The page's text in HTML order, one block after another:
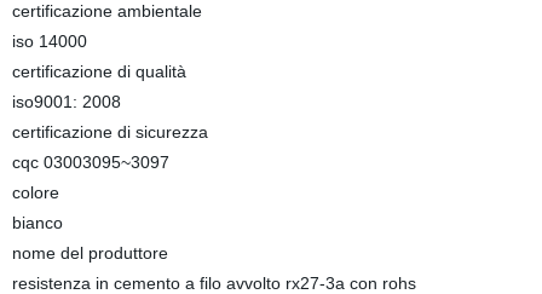
certificazione ambientale
iso 14000
certificazione di qualità
iso9001: 2008
certificazione di sicurezza
cqc 03003095~3097
colore
bianco
nome del produttore
resistenza in cemento a filo avvolto rx27-3a con rohs